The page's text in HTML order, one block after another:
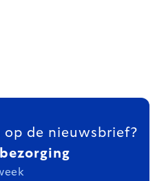
de nieuwsbrief?